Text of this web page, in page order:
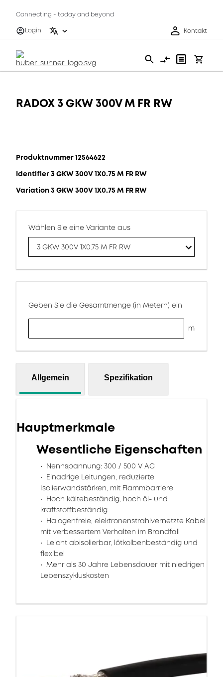
Connecting - today and beyond
Login
Kontakt
RADOX 3 GKW 300V M FR RW
Produktnummer 12564622
Identifier 3 GKW 300V 1X0.75 M FR RW
Variation 3 GKW 300V 1X0.75 M FR RW
Wählen Sie eine Variante aus
3 GKW 300V 1X0.75 M FR RW
Geben Sie die Gesamtmenge (in Metern) ein
m
Allgemein Spezifikation
Hauptmerkmale
Wesentliche Eigenschaften
Nennspannung: 300 / 500 V AC
Einadrige Leitungen, reduzierte
Isolierwandstärken, mit Flammbarriere
Hoch kältebeständig, hoch öl- und
kraftstoffbeständig
Halogenfreie, elektronenstrahlvernetzte Kabel
mit verbessertem Verhalten im Brandfall
Leicht abisolierbar, lötkolbenbeständig und
flexibel
Mehr als 30 Jahre Lebensdauer mit niedrigen
Lebenszykluskosten